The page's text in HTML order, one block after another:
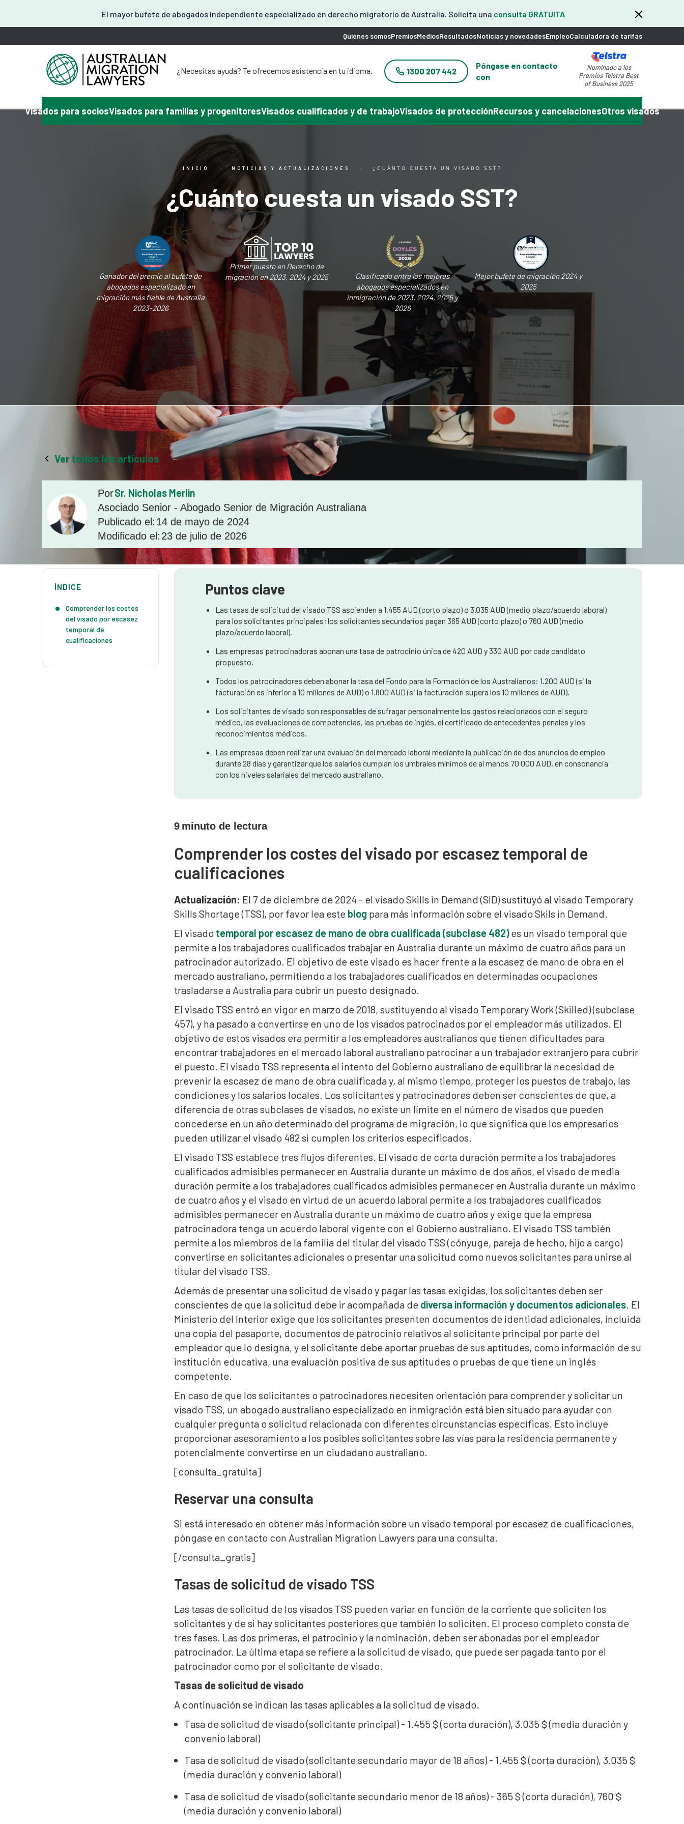
El mayor bufete de abogados independiente especializado en derecho migratorio de Australia. Solicita una consulta GRATUITA
Quiénes somosPremiosMediosResultadosNoticias y novedadesEmpleoCalculadora de tarifas
¿Necesitas ayuda? Te ofrecemos asistencia en tu idioma.
¿Necesitas ayuda con tu visado? Podemos ayudarte en
español.
Aquí ofrecemos asistencia en vietnamita.
1300 207 442
Póngase en contacto
con
Nominado a los
Premios Telstra Best
of Business 2025
Visados para sociosVisados para familias y progenitoresVisados cualificados y de trabajoVisados de protecciónRecursos y cancelacionesOtros visados
INICIO NOTICIAS Y ACTUALIZACIONES ¿CUÁNTO CUESTA UN VISADO SST?
¿Cuánto cuesta un visado SST?
Ganador del premio al bufete de
abogados especializado en
migración más fiable de Australia
2023-2026
Primer puesto en Derecho de
migración en 2023, 2024 y 2025
Clasificado entre los mejores
abogados especializados en
inmigración de 2023, 2024, 2025 y
2026
Mejor bufete de migración 2024 y
2025
Ver todos los artículos
PorSr. Nicholas Merlin
Asociado Senior - Abogado Senior de Migración Australiana
Publicado el: 14 de mayo de 2024
Modificado el: 23 de julio de 2026
ÍNDICE
Comprender los costes
del visado por escasez
temporal de
cualificaciones
Puntos clave
Las tasas de solicitud del visado TSS ascienden a 1.455 AUD (corto plazo) o 3.035 AUD (medio plazo/acuerdo laboral)
para los solicitantes principales; los solicitantes secundarios pagan 365 AUD (corto plazo) o 760 AUD (medio
plazo/acuerdo laboral).
Las empresas patrocinadoras abonan una tasa de patrocinio única de 420 AUD y 330 AUD por cada candidato
propuesto.
Todos los patrocinadores deben abonar la tasa del Fondo para la Formación de los Australianos: 1.200 AUD (si la
facturación es inferior a 10 millones de AUD) o 1.800 AUD (si la facturación supera los 10 millones de AUD).
Los solicitantes de visado son responsables de sufragar personalmente los gastos relacionados con el seguro
médico, las evaluaciones de competencias, las pruebas de inglés, el certificado de antecedentes penales y los
reconocimientos médicos.
Las empresas deben realizar una evaluación del mercado laboral mediante la publicación de dos anuncios de empleo
durante 28 días y garantizar que los salarios cumplan los umbrales mínimos de al menos 70 000 AUD, en consonancia
con los niveles salariales del mercado australiano.
9 minuto de lectura
Comprender los costes del visado por escasez temporal de
cualificaciones
Actualización: El 7 de diciembre de 2024 - el visado Skills in Demand (SID) sustituyó al visado Temporary
Skills Shortage (TSS), por favor lea este blog para más información sobre el visado Skils in Demand.
El visado temporal por escasez de mano de obra cualificada (subclase 482)es un visado temporal que
permite a los trabajadores cualificados trabajar en Australia durante un máximo de cuatro años para un
patrocinador autorizado. El objetivo de este visado es hacer frente a la escasez de mano de obra en el
mercado australiano, permitiendo a los trabajadores cualificados en determinadas ocupaciones
trasladarse a Australia para cubrir un puesto designado.
El visado TSS entró en vigor en marzo de 2018, sustituyendo al visado Temporary Work (Skilled) (subclase
457), y ha pasado a convertirse en uno de los visados patrocinados por el empleador más utilizados. El
objetivo de estos visados era permitir a los empleadores australianos que tienen dificultades para
encontrar trabajadores en el mercado laboral australiano patrocinar a un trabajador extranjero para cubrir
el puesto. El visado TSS representa el intento del Gobierno australiano de equilibrar la necesidad de
prevenir la escasez de mano de obra cualificada y, al mismo tiempo, proteger los puestos de trabajo, las
condiciones y los salarios locales. Los solicitantes y patrocinadores deben ser conscientes de que, a
diferencia de otras subclases de visados, no existe un límite en el número de visados que pueden
concederse en un año determinado del programa de migración, lo que significa que los empresarios
pueden utilizar el visado 482 si cumplen los criterios especificados.
El visado TSS establece tres flujos diferentes. El visado de corta duración permite a los trabajadores
cualificados admisibles permanecer en Australia durante un máximo de dos años, el visado de media
duración permite a los trabajadores cualificados admisibles permanecer en Australia durante un máximo
de cuatro años y el visado en virtud de un acuerdo laboral permite a los trabajadores cualificados
admisibles permanecer en Australia durante un máximo de cuatro años y exige que la empresa
patrocinadora tenga un acuerdo laboral vigente con el Gobierno australiano. El visado TSS también
permite a los miembros de la familia del titular del visado TSS (cónyuge, pareja de hecho, hijo a cargo)
convertirse en solicitantes adicionales o presentar una solicitud como nuevos solicitantes para unirse al
titular del visado TSS.
Además de presentar una solicitud de visado y pagar las tasas exigidas, los solicitantes deben ser
conscientes de que la solicitud debe ir acompañada de diversa información y documentos adicionales. El
Ministerio del Interior exige que los solicitantes presenten documentos de identidad adicionales, incluida
una copia del pasaporte, documentos de patrocinio relativos al solicitante principal por parte del
empleador que lo designa, y el solicitante debe aportar pruebas de sus aptitudes, como información de su
institución educativa, una evaluación positiva de sus aptitudes o pruebas de que tiene un inglés
competente.
En caso de que los solicitantes o patrocinadores necesiten orientación para comprender y solicitar un
visado TSS, un abogado australiano especializado en inmigración está bien situado para ayudar con
cualquier pregunta o solicitud relacionada con diferentes circunstancias específicas. Esto incluye
proporcionar asesoramiento a los posibles solicitantes sobre las vías para la residencia permanente y
potencialmente convertirse en un ciudadano australiano.
[consulta_gratuita]
Reservar una consulta
Si está interesado en obtener más información sobre un visado temporal por escasez de cualificaciones,
póngase en contacto con Australian Migration Lawyers para una consulta.
[/consulta_gratis]
Tasas de solicitud de visado TSS
Las tasas de solicitud de los visados TSS pueden variar en función de la corriente que soliciten los
solicitantes y de si hay solicitantes posteriores que también lo soliciten. El proceso completo consta de
tres fases. Las dos primeras, el patrocinio y la nominación, deben ser abonadas por el empleador
patrocinador. La última etapa se refiere a la solicitud de visado, que puede ser pagada tanto por el
patrocinador como por el solicitante de visado.
Tasas de solicitud de visado
A continuación se indican las tasas aplicables a la solicitud de visado.
Tasa de solicitud de visado (solicitante principal) - 1.455 $ (corta duración), 3.035 $ (media duración y
convenio laboral)
Tasa de solicitud de visado (solicitante secundario mayor de 18 años) - 1.455 $ (corta duración), 3.035 $
(media duración y convenio laboral)
Tasa de solicitud de visado (solicitante secundario menor de 18 años) - 365 $ (corta duración), 760 $
(media duración y convenio laboral)